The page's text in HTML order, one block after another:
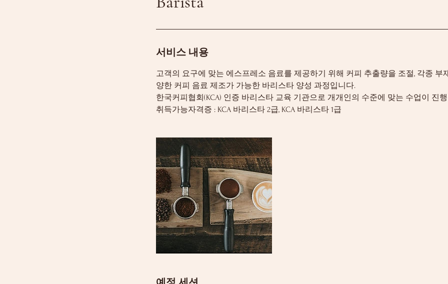
서비스 내용
고객의 요구에 맞는 에스프레소 음료를 제공하기 위해 커피 추출량을 조절, 각종 부
양한 커피 음료 제조가 가능한 바리스타 양성 과정입니다.
한국커피협회(KCA) 인증 바리스타 교육 기관으로 개개인의 수준에 맞는 수업이 진